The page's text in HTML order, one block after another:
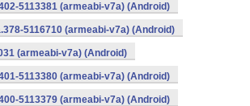
5113381 (armeabi-v7a) (Android)
5116710 (armeabi-v7a) (Android)
(armeabi-v7a) (Android)
5113380 (armeabi-v7a) (Android)
5113379 (armeabi-v7a) (Android)